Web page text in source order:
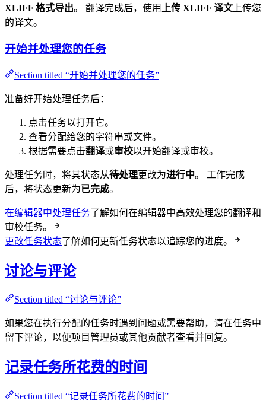
XLIFF 格式导出。 翻译完成后，使用 上传 XLIFF 译文 上传您
的译文。
开始并处理您的任务
Section titled “开始并处理您的任务”
准备好开始处理任务后：
点击任务以打开它。
查看分配给您的字符串或文件。
根据需要点击翻译或审校以开始翻译或审校。
处理任务时，将其状态从待处理更改为进行中。 工作完成
后，将状态更新为已完成。
在编辑器中处理任务了解如何在编辑器中高效处理您的翻译和
审校任务。
更改任务状态了解如何更新任务状态以追踪您的进度。
讨论与评论
Section titled “讨论与评论”
如果您在执行分配的任务时遇到问题或需要帮助，请在任务中
留下评论，以便项目管理员或其他贡献者查看并回复。
记录任务所花费的时间
Section titled “记录任务所花费的时间”